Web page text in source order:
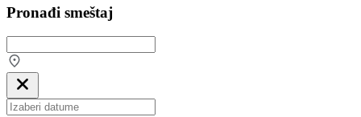
Pronađi smeštaj